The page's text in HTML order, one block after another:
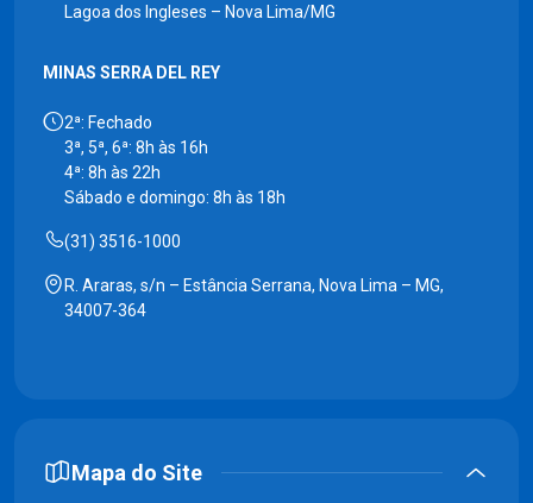
Lagoa dos Ingleses – Nova Lima/MG
MINAS SERRA DEL REY
2ª: Fechado
3ª, 5ª, 6ª: 8h às 16h
4ª: 8h às 22h
Sábado e domingo: 8h às 18h
(31) 3516-1000
R. Araras, s/n – Estância Serrana, Nova Lima – MG,
34007-364
Mapa do Site